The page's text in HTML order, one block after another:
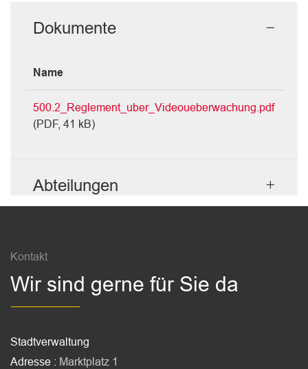
Dokumente
Name
500.2_Reglement_uber_Videoueberwachung.pdf
(PDF, 41 kB)
Abteilungen
Kontakt
Wir sind gerne für Sie da
Stadtverwaltung
Adresse : Marktplatz 1